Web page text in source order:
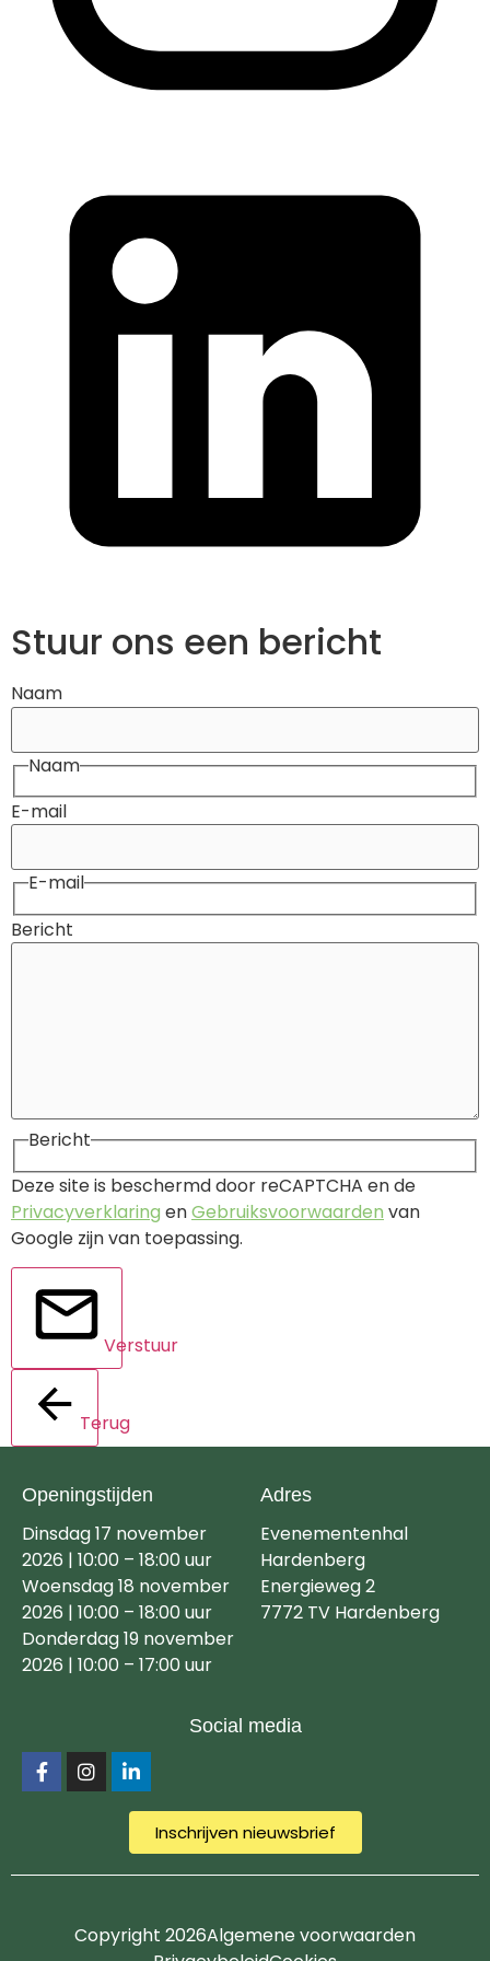
Stuur ons een bericht
Naam
Naam
E-mail
E-mail
Bericht
Bericht
Deze site is beschermd door reCAPTCHA en de
Privacyverklaring enGebruiksvoorwaarden van
Google zijn van toepassing.
Verstuur
Terug
Openingstijden
Dinsdag 17 november
2026 | 10:00 – 18:00 uur
Woensdag 18 november
2026 | 10:00 – 18:00 uur
Donderdag 19 november
2026 | 10:00 – 17:00 uur
Adres
Evenementenhal
Hardenberg
Energieweg 2
7772 TV Hardenberg
Social media
Inschrijven nieuwsbrief
Copyright 2026Algemene voorwaarden